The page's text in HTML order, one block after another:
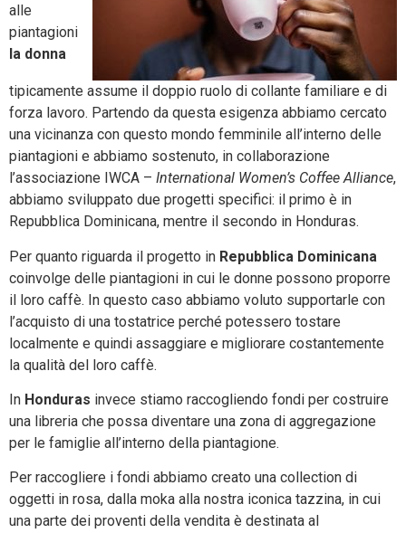
alle
piantagioni
la donna
tipicamente assume il doppio ruolo di collante familiare e di
forza lavoro. Partendo da questa esigenza abbiamo cercato
una vicinanza con questo mondo femminile all’interno delle
piantagioni e abbiamo sostenuto, in collaborazione
l’associazione IWCA – International Women’s Coffee Alliance,
abbiamo sviluppato due progetti specifici: il primo è in
Repubblica Dominicana, mentre il secondo in Honduras.
Per quanto riguarda il progetto in Repubblica Dominicana
coinvolge delle piantagioni in cui le donne possono proporre
il loro caffè. In questo caso abbiamo voluto supportarle con
l’acquisto di una tostatrice perché potessero tostare
localmente e quindi assaggiare e migliorare costantemente
la qualità del loro caffè.
In Honduras invece stiamo raccogliendo fondi per costruire
una libreria che possa diventare una zona di aggregazione
per le famiglie all’interno della piantagione.
Per raccogliere i fondi abbiamo creato una collection di
oggetti in rosa, dalla moka alla nostra iconica tazzina, in cui
una parte dei proventi della vendita è destinata al